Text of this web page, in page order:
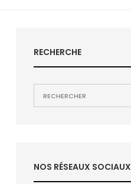
RECHERCHE
NOS RÉSEAUX SOCIAUX